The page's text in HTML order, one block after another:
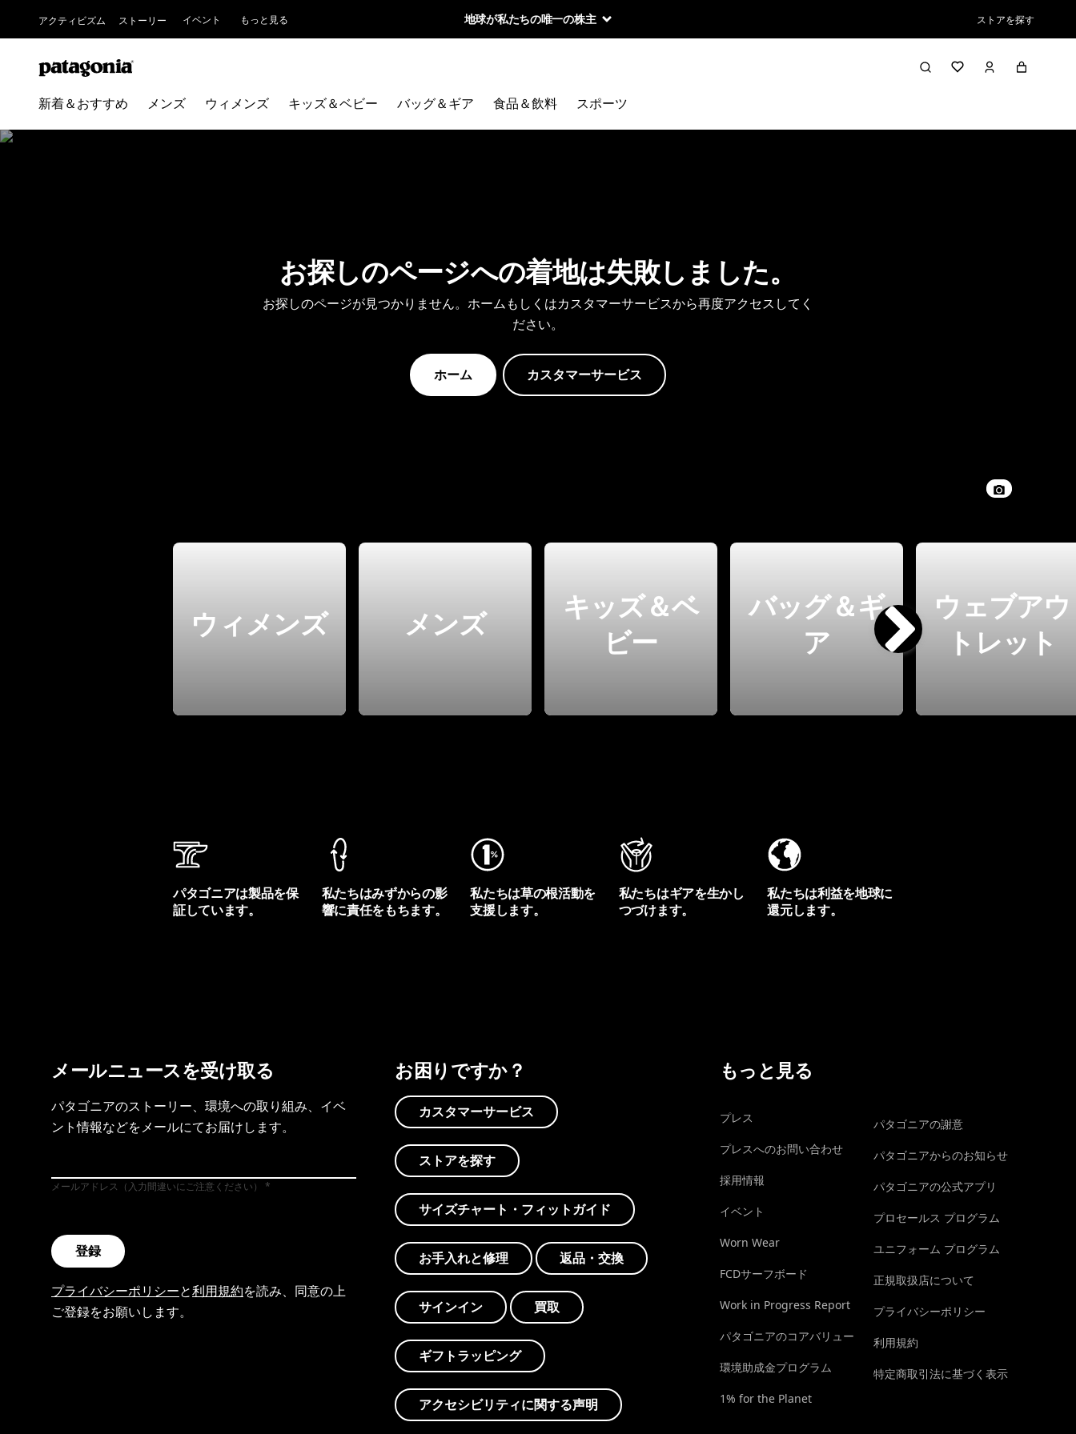
アクティビズム ストーリー イベント もっと見る 地球が私たちの唯一の株主 ストアを探す
新着＆おすすめ メンズ ウィメンズ キッズ＆ベビー バッグ＆ギア 食品＆飲料 スポーツ
お探しのページへの着地は失敗しました。
お探しのページが見つかりません。ホームもしくはカスタマーサービスから再度アクセスしてく
ださい。
ホーム カスタマーサービス
ウィメンズ メンズ
キッズ＆ベ
ビー
バッグ＆ギ
ア
ウェブアウ
トレット
パタゴニアは製品を保
証しています。
私たちはみずからの影
響に責任をもちます。
私たちは草の根活動を
支援します。
私たちはギアを生かし
つづけます。
私たちは利益を地球に
還元します。
メールニュースを受け取る
パタゴニアのストーリー、環境への取り組み、イベ
ント情報などをメールにてお届けします。
メールアドレス（入力間違いにご注意ください）
登録
プライバシーポリシーと利用規約を読み、同意の上
ご登録をお願いします。
お困りですか？
カスタマーサービス
ストアを探す
サイズチャート・フィットガイド
お手入れと修理 返品・交換
サインイン 買取
ギフトラッピング
アクセシビリティに関する声明
もっと見る
プレス
プレスへのお問い合わせ
採用情報
イベント
Worn Wear
FCDサーフボード
Work in Progress Report
パタゴニアのコアバリュー
環境助成金プログラム
1% for the Planet
パタゴニアの謝意
パタゴニアからのお知らせ
パタゴニアの公式アプリ
プロセールス プログラム
ユニフォーム プログラム
正規取扱店について
プライバシーポリシー
利用規約
特定商取引法に基づく表示